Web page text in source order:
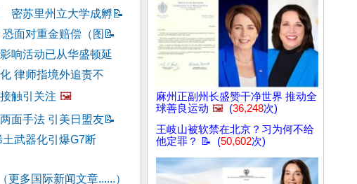
密苏里州立大学成孵📝
面对重金赔偿（图 📝
响活动已从华盛顿延
律师指境外追责不
触引关注 🖼️
面手法 引美日盟友📝
武器化引爆G7断
（更多国际新闻文章......）
麻州正副州长盛赞干净世界 推动全
球善良运动 🖼️ (36,248次)
王岐山被软禁在北京？习为何不给
他定罪？ 📝 (50,602次)